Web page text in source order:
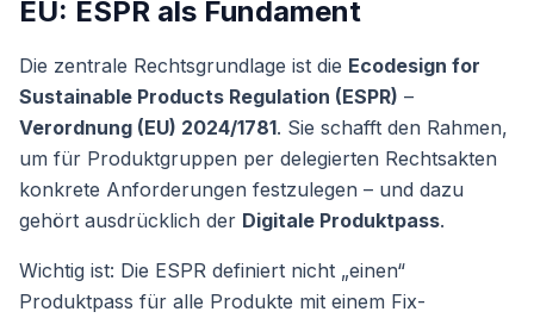
EU: ESPR als Fundament
Die zentrale Rechtsgrundlage ist die Ecodesign for
Sustainable Products Regulation (ESPR) –
Verordnung (EU) 2024/1781. Sie schafft den Rahmen,
um für Produktgruppen per delegierten Rechtsakten
konkrete Anforderungen festzulegen – und dazu
gehört ausdrücklich der Digitale Produktpass.
Wichtig ist: Die ESPR definiert nicht „einen“
Produktpass für alle Produkte mit einem Fix-